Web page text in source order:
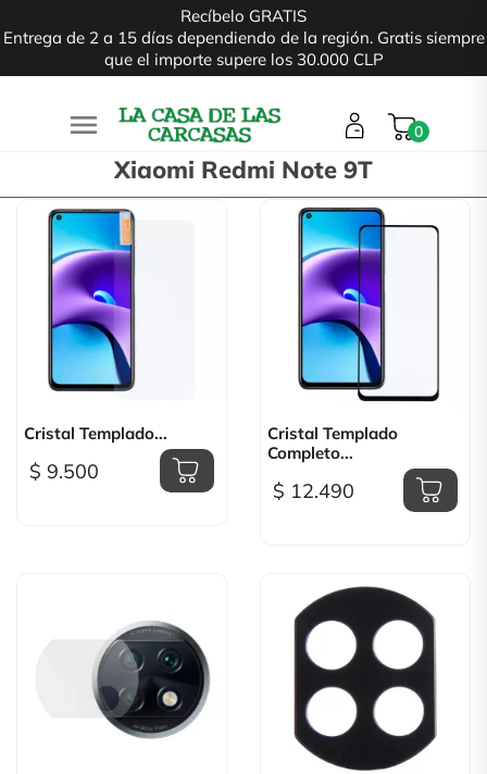
Recíbelo GRATIS
Entrega de 2 a 15 días dependiendo de la región. Gratis siempre
que el importe supere los 30.000 CLP
 0
Xiaomi Redmi Note 9T
Cristal Templado...
$ 9.500
Cristal Templado
Completo...
$ 12.490